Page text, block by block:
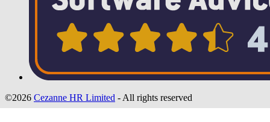
©2026 Cezanne HR Limited - All rights reserved